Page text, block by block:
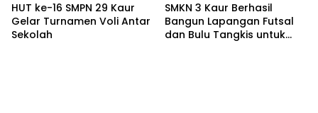
HUT ke-16 SMPN 29 Kaur
Gelar Turnamen Voli Antar
Sekolah
SMKN 3 Kaur Berhasil
Bangun Lapangan Futsal
dan Bulu Tangkis untuk